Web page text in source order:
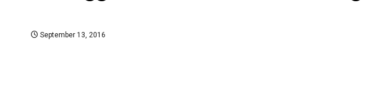
September 13, 2016